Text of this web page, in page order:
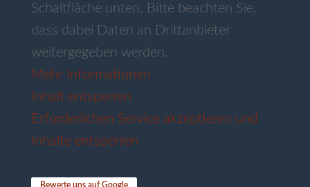
Schaltfläche unten. Bitte beachten Sie,
dass dabei Daten an Drittanbieter
weitergegeben werden.
Mehr Informationen
Inhalt entsperren
Erforderlichen Service akzeptieren und
Inhalte entsperren
Bewerte uns auf Google